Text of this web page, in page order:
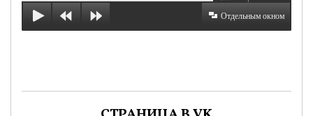
Отдельным окном